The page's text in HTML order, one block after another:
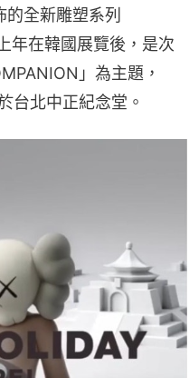
全新雕塑系列
年在韓國展覽後，是次
」為主題，
台北中正紀念堂。